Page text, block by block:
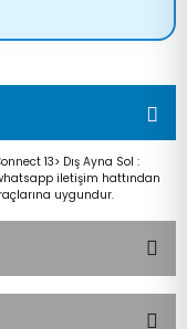
13> Dış Ayna Sol :
iletişim hattından
uygundur.